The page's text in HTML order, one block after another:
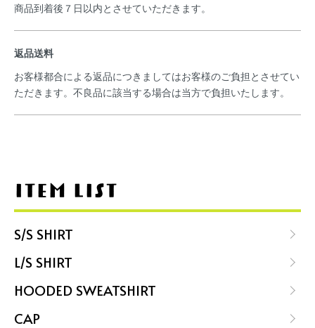
商品到着後７日以内とさせていただきます。
返品送料
お客様都合による返品につきましてはお客様のご負担とさせてい
ただきます。不良品に該当する場合は当方で負担いたします。
ITEM LIST
S/S SHIRT
L/S SHIRT
HOODED SWEATSHIRT
CAP